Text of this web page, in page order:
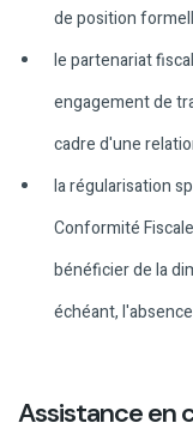
de position
le partenariat
engagement de
cadre d'une
la régularisation
Conformité
bénéficier de la
échéant,
Assistance en